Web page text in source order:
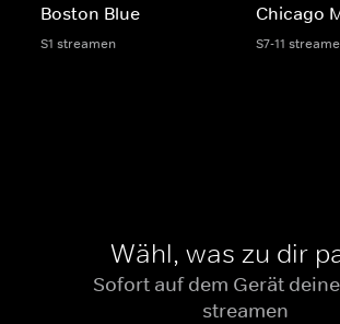
Boston Blue
S1 streamen
Chicago
S7-11
Wähl, was zu dir
Sofort auf dem Gerät
streamen